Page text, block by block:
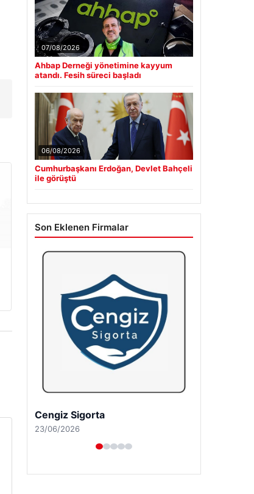
07/08/2026
Ahbap Derneği yönetimine kayyum
atandı. Fesih süreci başladı
06/08/2026
Cumhurbaşkanı Erdoğan, Devlet Bahçeli
ile görüştü
Son Eklenen Firmalar
Cengiz Sigorta
23/06/2026